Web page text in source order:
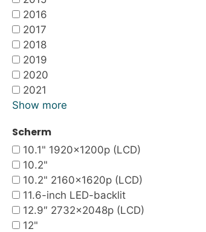
2016
2017
2018
2019
2020
2021
Show more
Scherm
10.1" 1920x1200p (LCD)
10.2"
10.2" 2160x1620p (LCD)
11.6-inch LED-backlit
12.9″ 2732×2048p (LCD)
12"